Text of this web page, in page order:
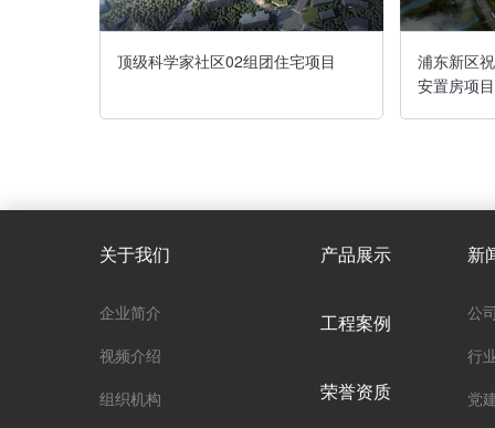
顶级科学家社区02组团住宅项目
浦东新区
安置房项目
关于我们
企业简介
视频介绍
组织机构
产品展示
工程案例
荣誉资质
新
公
行
党